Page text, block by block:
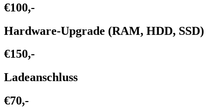
€100,-
Hardware-Upgrade (RAM, HDD, SSD)
€150,-
Ladeanschluss
€70,-